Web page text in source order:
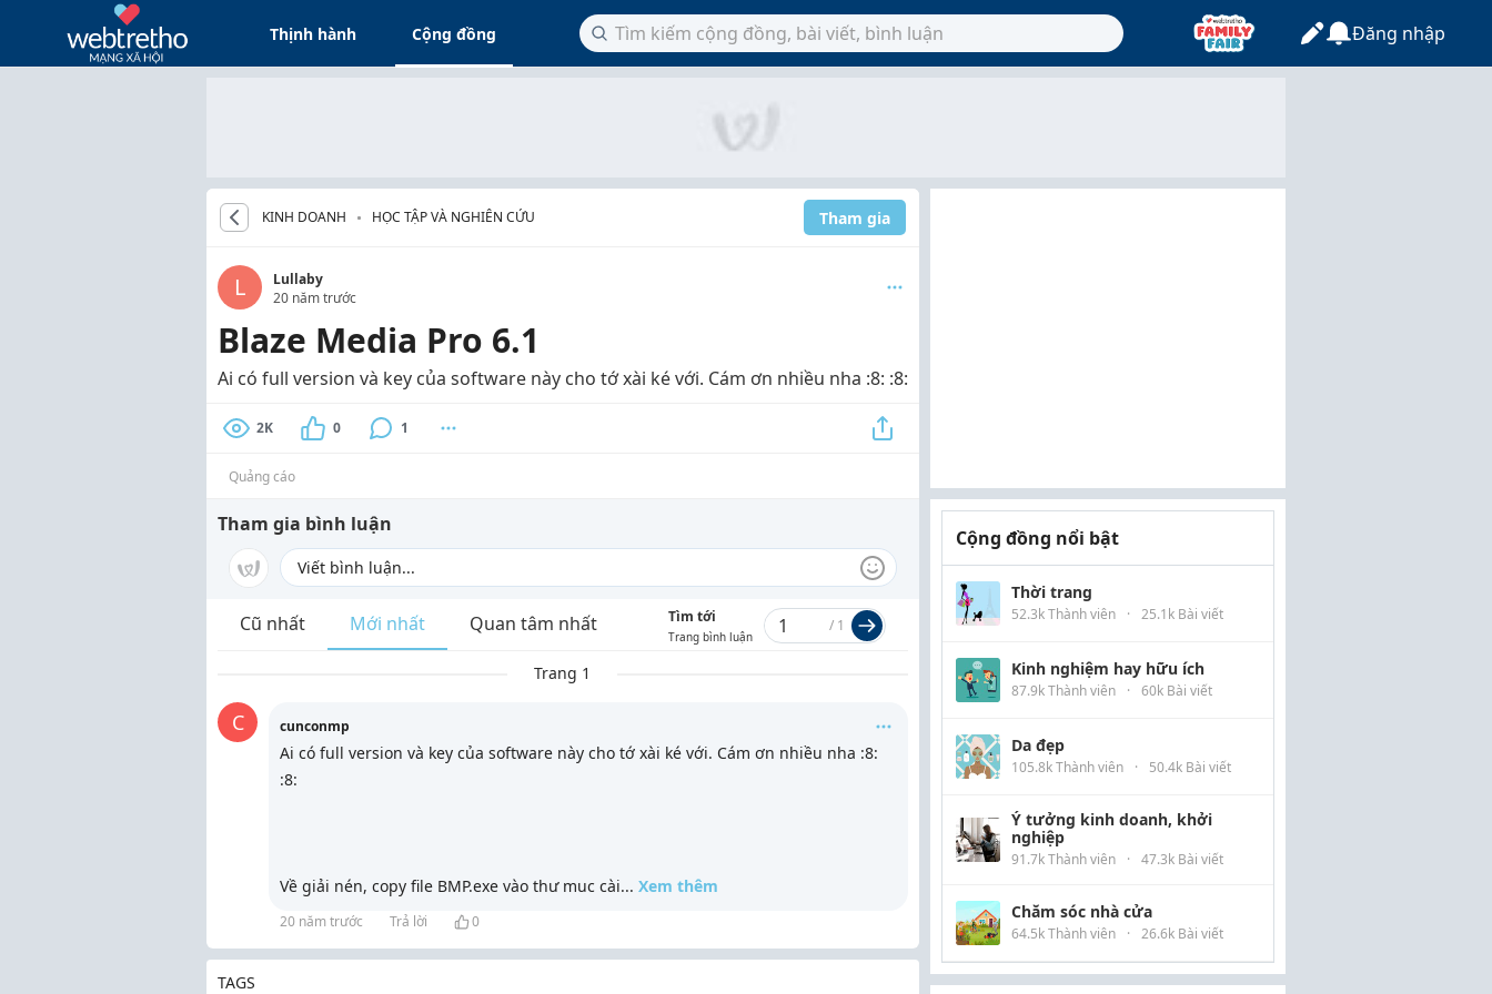
Thịnh hành Cộng đồng Đăng nhập
KINH DOANH HỌC TẬP VÀ NGHIÊN CỨU Tham gia
L
Lullaby
20 năm trước
Blaze Media Pro 6.1
Ai có full version và key của software này cho tớ xài ké với. Cám ơn nhiều nha :8: :8:
2K 0 1
Quảng cáo
Tham gia bình luận
Cũ nhất Mới nhất Quan tâm nhất Tìm tới
Trang bình luận
/ 1
Trang 1
C cunconmp
Ai có full version và key của software này cho tớ xài ké với. Cám ơn nhiều nha :8:
:8:
Về giải nén, copy file BMP.exe vào thư muc cài... Xem thêm
20 năm trước Trả lời 0
TAGS
Cộng đồng nổi bật
Thời trang
52.3k Thành viên · 25.1k Bài viết
Kinh nghiệm hay hữu ích
87.9k Thành viên · 60k Bài viết
Da đẹp
105.8k Thành viên · 50.4k Bài viết
Ý tưởng kinh doanh, khởi
nghiệp
91.7k Thành viên · 47.3k Bài viết
Chăm sóc nhà cửa
64.5k Thành viên · 26.6k Bài viết